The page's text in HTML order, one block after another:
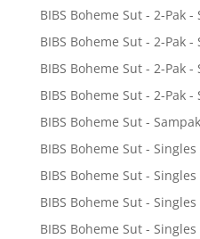
BIBS Boheme Sut - 2-Pak -
BIBS Boheme Sut - 2-Pak
BIBS Boheme Sut - 2-Pak -
BIBS Boheme Sut - 2-Pak
BIBS Boheme Sut - Sampak
BIBS Boheme Sut - Singles
BIBS Boheme Sut -
BIBS Boheme Sut -
BIBS Boheme Sut -